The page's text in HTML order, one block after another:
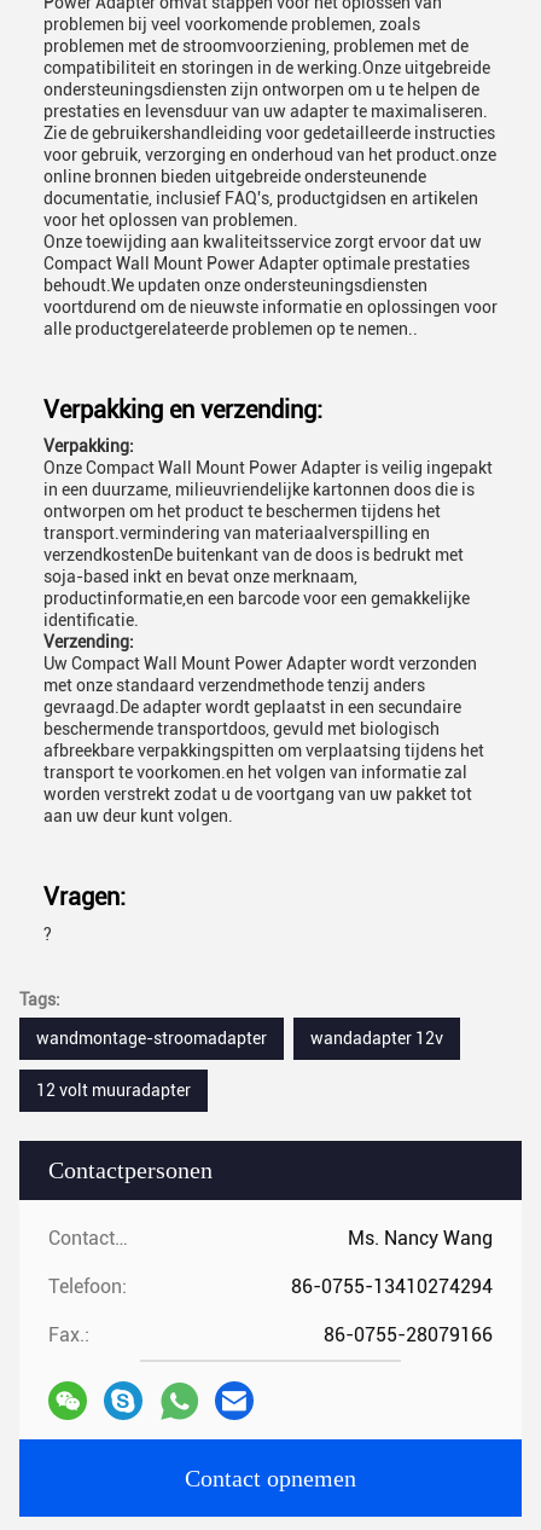
Contactpersonen
Contactpersonen: Ms. Nancy Wang
Telefoon: 86-0755-13410274294
Fax.: 86-0755-28079166
Contact opnemen
problemen bij veel voorkomende problemen, zoals
problemen met de stroomvoorziening, problemen met de
compatibiliteit en storingen in de werking.Onze uitgebreide
ondersteuningsdiensten zijn ontworpen om u te helpen de
prestaties en levensduur van uw adapter te maximaliseren.
Zie de gebruikershandleiding voor gedetailleerde instructies
voor gebruik, verzorging en onderhoud van het product.onze
online bronnen bieden uitgebreide ondersteunende
documentatie, inclusief FAQ's, productgidsen en artikelen
voor het oplossen van problemen.
Onze toewijding aan kwaliteitsservice zorgt ervoor dat uw
Compact Wall Mount Power Adapter optimale prestaties
behoudt.We updaten onze ondersteuningsdiensten
voortdurend om de nieuwste informatie en oplossingen voor
alle productgerelateerde problemen op te nemen..
Verpakking en verzending:
Verpakking:
Onze Compact Wall Mount Power Adapter is veilig ingepakt
in een duurzame, milieuvriendelijke kartonnen doos die is
ontworpen om het product te beschermen tijdens het
transport.vermindering van materiaalverspilling en
verzendkostenDe buitenkant van de doos is bedrukt met
soja-based inkt en bevat onze merknaam,
productinformatie,en een barcode voor een gemakkelijke
identificatie.
Verzending:
Uw Compact Wall Mount Power Adapter wordt verzonden
met onze standaard verzendmethode tenzij anders
gevraagd.De adapter wordt geplaatst in een secundaire
beschermende transportdoos, gevuld met biologisch
afbreekbare verpakkingspitten om verplaatsing tijdens het
transport te voorkomen.en het volgen van informatie zal
worden verstrekt zodat u de voortgang van uw pakket tot
aan uw deur kunt volgen.
Vragen:
?
Tags:
wandmontage-stroomadapter
wandadapter 12v
12 volt muuradapter